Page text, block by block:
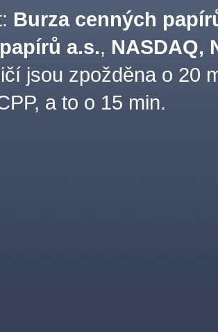
Burza cenných
a.s., NASDAQ,
jsou zpožděna o 20
a to o 15 min.